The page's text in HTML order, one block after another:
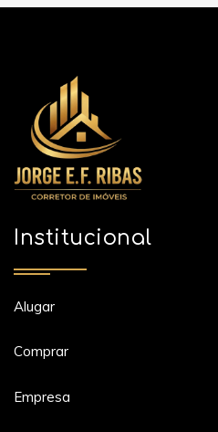
Institucional
Alugar
Comprar
Empresa